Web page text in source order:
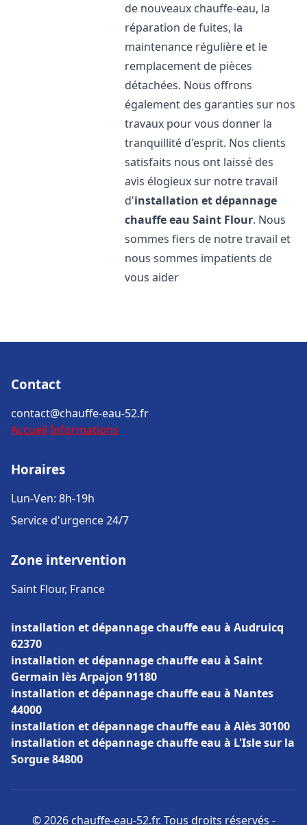
de nouveaux chauffe-eau, la
réparation de fuites, la
maintenance régulière et le
remplacement de pièces
détachées. Nous offrons
également des garanties sur nos
travaux pour vous donner la
tranquillité d'esprit. Nos clients
satisfaits nous ont laissé des
avis élogieux sur notre travail
d'installation et dépannage
chauffe eau Saint Flour. Nous
sommes fiers de notre travail et
nous sommes impatients de
vous aider
Contact
contact@chauffe-eau-52.fr
Accueil Informations
Horaires
Lun-Ven: 8h-19h
Service d'urgence 24/7
Zone intervention
Saint Flour, France
installation et dépannage chauffe eau à Audruicq
62370
installation et dépannage chauffe eau à Saint
Germain lès Arpajon 91180
installation et dépannage chauffe eau à Nantes
44000
installation et dépannage chauffe eau à Alès 30100
installation et dépannage chauffe eau à L'Isle sur la
Sorgue 84800
© 2026 chauffe-eau-52.fr. Tous droits réservés -